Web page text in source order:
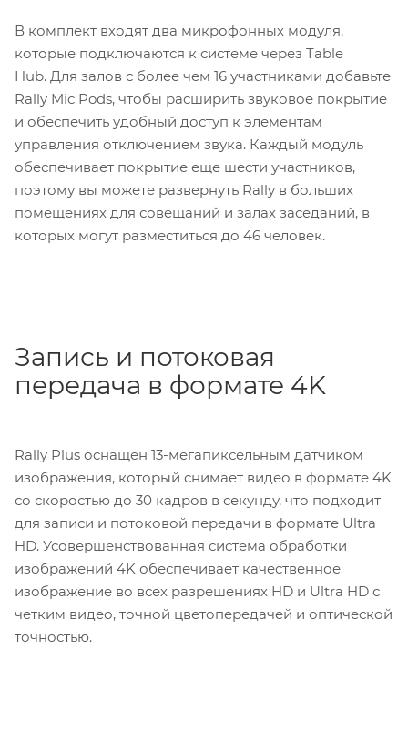
В комплект входят два микрофонных модуля,
которые подключаются к системе через Table
Hub. Для залов с более чем 16 участниками добавьте
Rally Mic Pods, чтобы расширить звуковое покрытие
и обеспечить удобный доступ к элементам
управления отключением звука. Каждый модуль
обеспечивает покрытие еще шести участников,
поэтому вы можете развернуть Rally в больших
помещениях для совещаний и залах заседаний, в
которых могут разместиться до 46 человек.
Запись и потоковая
передача в формате 4K
Rally Plus оснащен 13-мегапиксельным датчиком
изображения, который снимает видео в формате 4K
со скоростью до 30 кадров в секунду, что подходит
для записи и потоковой передачи в формате Ultra
HD. Усовершенствованная система обработки
изображений 4K обеспечивает качественное
изображение во всех разрешениях HD и Ultra HD с
четким видео, точной цветопередачей и оптической
точностью.